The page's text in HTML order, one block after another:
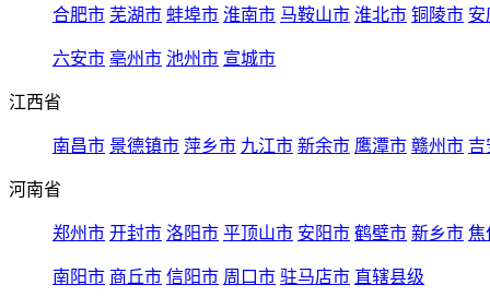
合肥市 芜湖市 蚌埠市 淮南市 马鞍山市 淮北市 铜陵市 安
六安市 亳州市 池州市 宣城市
江西省
南昌市 景德镇市 萍乡市 九江市 新余市 鹰潭市 赣州市 吉
河南省
郑州市 开封市 洛阳市 平顶山市 安阳市 鹤壁市 新乡市 焦
南阳市 商丘市 信阳市 周口市 驻马店市 直辖县级